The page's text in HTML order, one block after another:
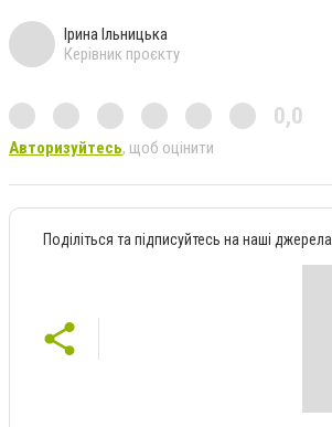
Ірина Ільницька
Керівник проєкту
0,0
Авторизуйтесь, щоб оцінити
Поділіться та підписуйтесь на наші джерела